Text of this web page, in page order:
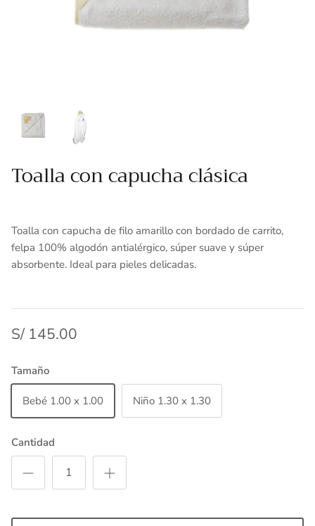
Essenza - Darwin Arcos
Toalla con capucha clásica
Toalla con capucha de filo amarillo con bordado de carrito,
felpa 100% algodón antialérgico, súper suave y súper
absorbente. Ideal para pieles delicadas.
S/ 145.00
Tamaño
Bebé 1.00 x 1.00 Niño 1.30 x 1.30
Cantidad